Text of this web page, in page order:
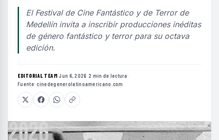
El Festival de Cine Fantástico y de Terror de
Medellín invita a inscribir producciones inéditas
de género fantástico y terror para su octava
edición.
EDITORIAL TEAM·Jun 6, 2026 ·2 min de lectura ·
Fuente:cinedegenerolatinoamericano.com